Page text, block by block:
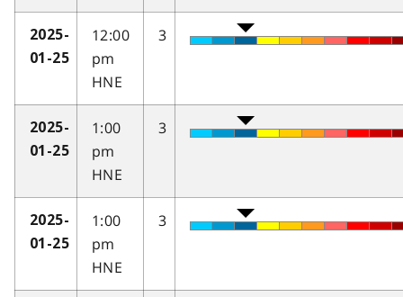
2025-
01-25
12:00
pm
HNE
3
2025-
01-25
1:00
pm
HNE
3
2025-
01-25
1:00
pm
HNE
3